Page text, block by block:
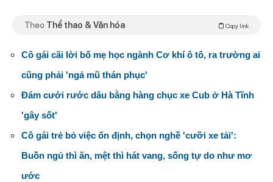
Theo Thể thao & Văn hóa Copy link
Cô gái cãi lời bố mẹ học ngành Cơ khí ô tô, ra trường ai
cũng phải 'ngả mũ thán phục'
Đám cưới rước dâu bằng hàng chục xe Cub ở Hà Tĩnh
'gây sốt'
Cô gái trẻ bỏ việc ổn định, chọn nghề 'cưỡi xe tải':
Buồn ngủ thì ăn, mệt thì hát vang, sống tự do như mơ
ước